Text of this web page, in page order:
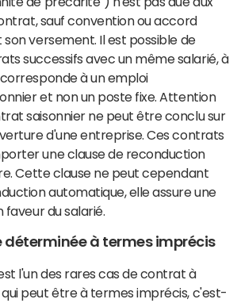
sauf convention ou accord
versement. Il est possible de
successifs avec un même salarié, à
à un emploi
et non un poste fixe. Attention
saisonnier ne peut être conclu sur
d'une entreprise. Ces contrats
une clause de reconduction
Cette clause ne peut cependant
automatique, elle assure une
du salarié.
déterminée à termes imprécis
l'un des rares cas de contrat à
peut être à termes imprécis, c'est-